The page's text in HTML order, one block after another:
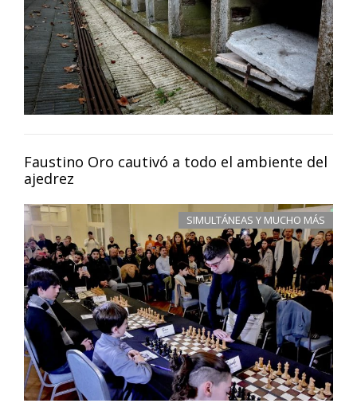
Faustino Oro cautivó a todo el ambiente del
ajedrez
SIMULTÁNEAS Y MUCHO MÁS